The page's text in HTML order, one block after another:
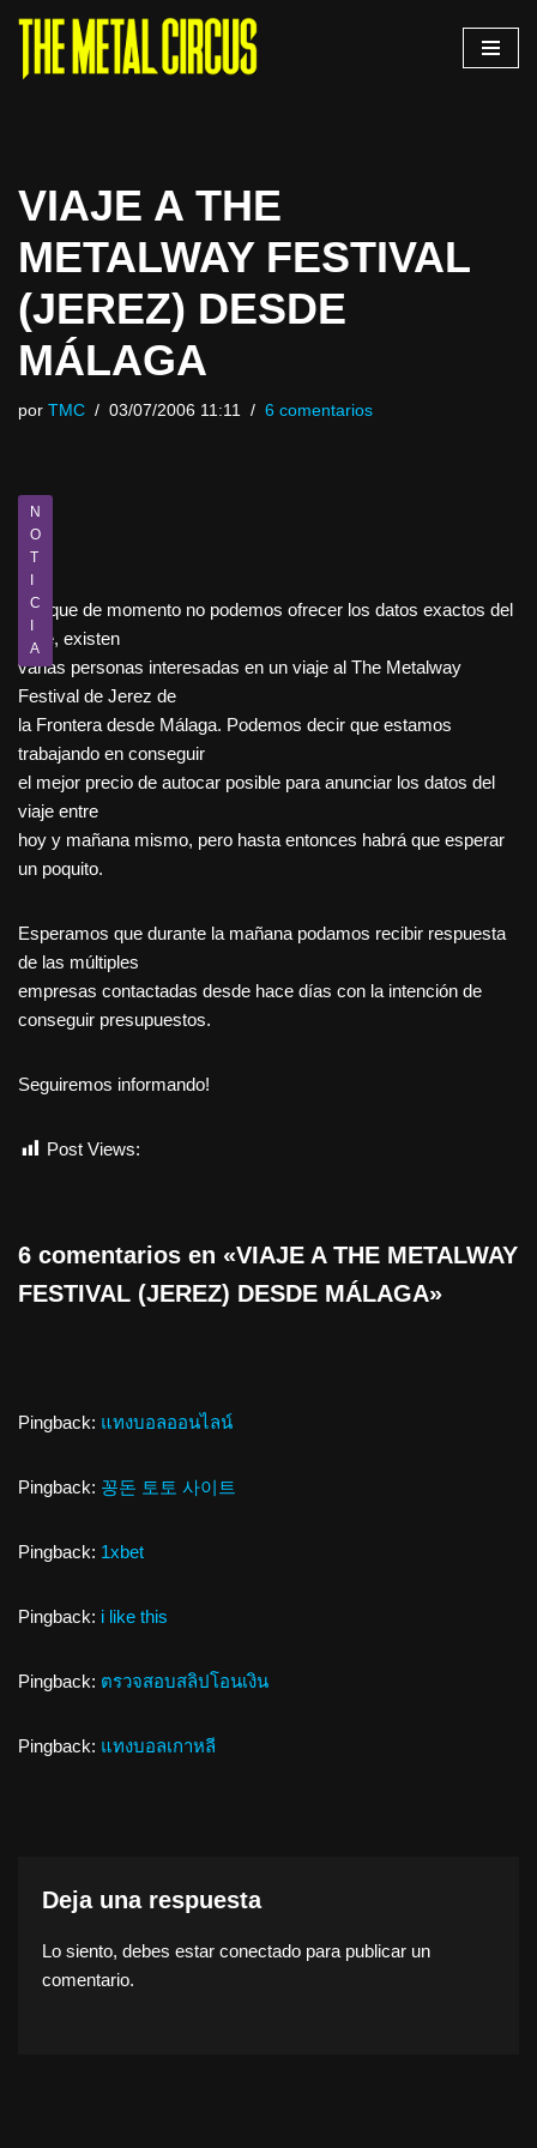
Saltar
VIAJE A THE
METALWAY FESTIVAL
(JEREZ) DESDE
MÁLAGA
por TMC 03/07/2006 11:11 6 comentarios
N
O
T
I
C
I
A
Aunque de momento no podemos ofrecer los datos exactos del
viaje, existen
varias personas interesadas en un viaje al The Metalway
Festival de Jerez de
la Frontera desde Málaga. Podemos decir que estamos
trabajando en conseguir
el mejor precio de autocar posible para anunciar los datos del
viaje entre
hoy y mañana mismo, pero hasta entonces habrá que esperar
un poquito.
Esperamos que durante la mañana podamos recibir respuesta
de las múltiples
empresas contactadas desde hace días con la intención de
conseguir presupuestos.
Seguiremos informando!
Post Views:
6 comentarios en «VIAJE A THE METALWAY
FESTIVAL (JEREZ) DESDE MÁLAGA»
Pingback: แทงบอลออนไลน์
Pingback: 꽁돈 토토 사이트
Pingback: 1xbet
Pingback: i like this
Pingback: ตรวจสอบสลิปโอนเงิน
Pingback: แทงบอลเกาหลี
Deja una respuesta
Lo siento, debes estar conectado para publicar un
comentario.